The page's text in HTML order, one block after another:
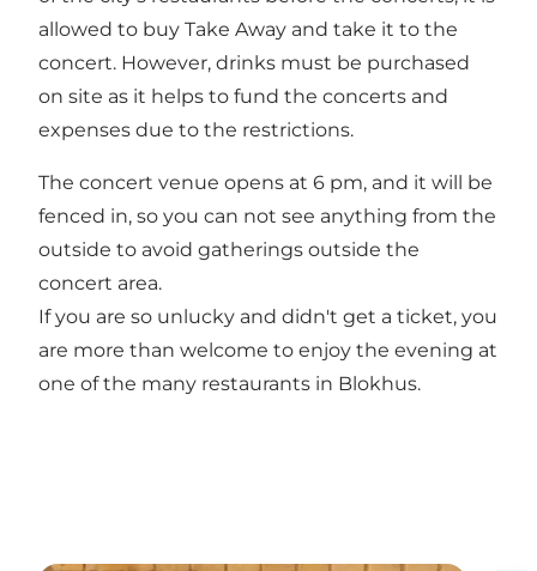
allowed to buy Take Away and take it to the
concert. However, drinks must be purchased
on site as it helps to fund the concerts and
expenses due to the restrictions.
The concert venue opens at 6 pm, and it will be
fenced in, so you can not see anything from the
outside to avoid gatherings outside the
concert area.
If you are so unlucky and didn't get a ticket, you
are more than welcome to enjoy the evening at
one of the many restaurants in Blokhus.